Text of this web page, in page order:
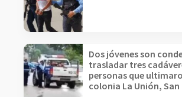
Dos jóvenes son
trasladar tres
personas que
colonia La Unión, San